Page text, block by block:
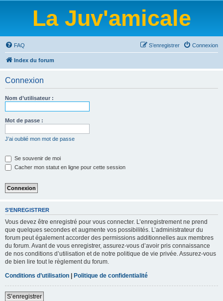
La Juv'amicale
FAQ Connexion
S’enregistrer
Index du forum
Connexion
Nom d’utilisateur :
Mot de passe :
J’ai oublié mon mot de passe
Se souvenir de moi
Cacher mon statut en ligne pour cette session
S’ENREGISTRER
Vous devez être enregistré pour vous connecter. L’enregistrement ne prend
que quelques secondes et augmente vos possibilités. L’administrateur du
forum peut également accorder des permissions additionnelles aux membres
du forum. Avant de vous enregistrer, assurez-vous d’avoir pris connaissance
de nos conditions d’utilisation et de notre politique de vie privée. Assurez-vous
de bien lire tout le règlement du forum.
Conditions d’utilisation | Politique de confidentialité
S’enregistrer